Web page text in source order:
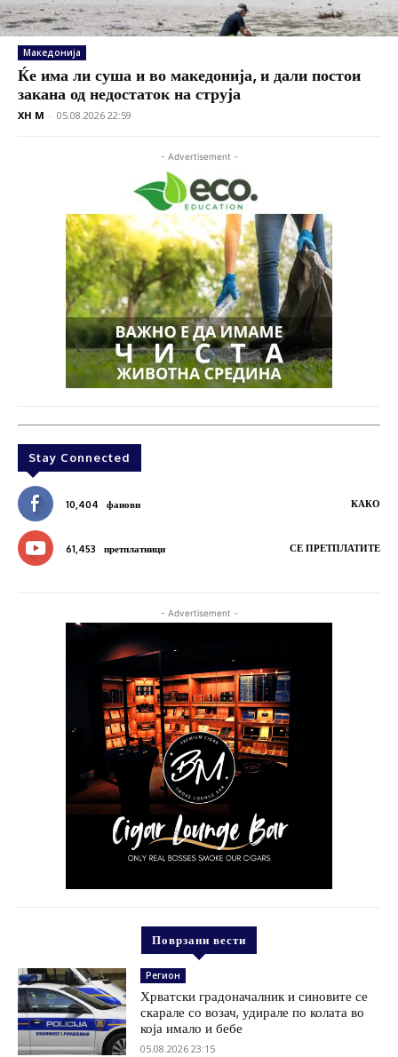
Македонија
Ќе има ли суша и во македонија, и дали постои
закана од недостаток на струја
XH M - 05.08.2026 22:59
- Advertisement -
Stay Connected
10,404 фанови КАКО
61,453 претплатници СЕ ПРЕТПЛАТИТЕ
- Advertisement -
Поврзани вести
Регион
Хрватски градоначалник и синовите се
скарале со возач, удирале по колата во
која имало и бебе
05.08.2026 23:15